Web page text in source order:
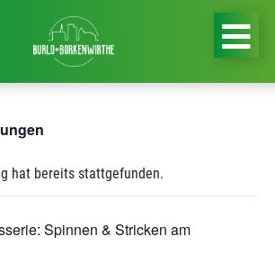
hat bereits stattgefunden.
Spinnen & Stricken am